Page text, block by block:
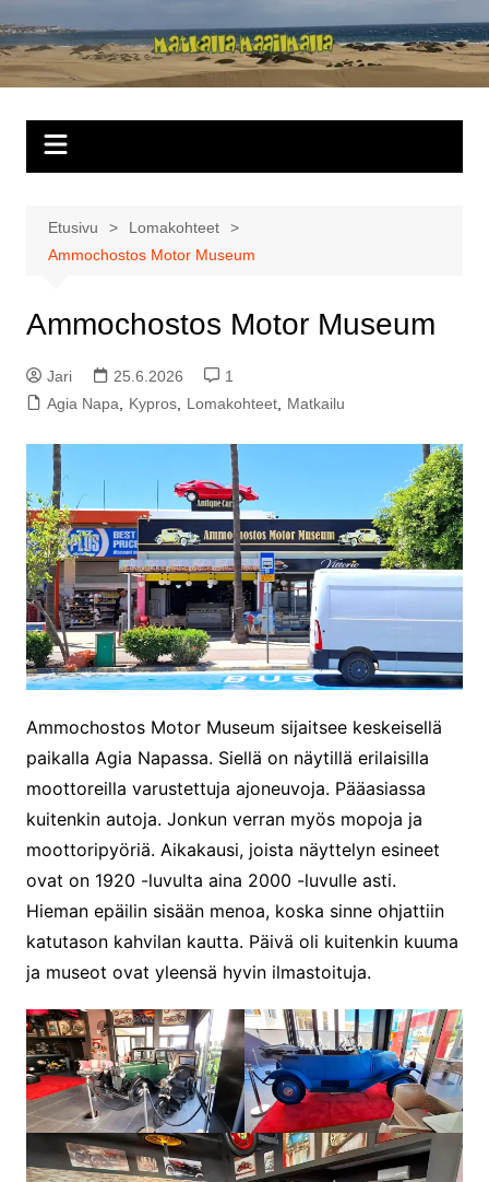
sisältöön
Matkalla
maailmalla
Etusivu
Lomakohteet
Ammochostos Motor Museum
Ammochostos Motor Museum
Jari 25.6.2026
1
Agia Napa
Kypros, Lomakohteet, Matkailu
Ammochostos Motor Museum sijaitsee keskeisellä
paikalla Agia Napassa. Siellä on näytillä erilaisilla
moottoreilla varustettuja ajoneuvoja. Pääasiassa
kuitenkin autoja. Jonkun verran myös mopoja ja
moottoripyöriä. Aikakausi, joista näyttelyn esineet
ovat on 1920 -luvulta aina 2000 -luvulle asti.
Hieman epäilin sisään menoa, koska sinne ohjattiin
katutason kahvilan kautta. Päivä oli kuitenkin kuuma
ja museot ovat yleensä hyvin ilmastoituja.